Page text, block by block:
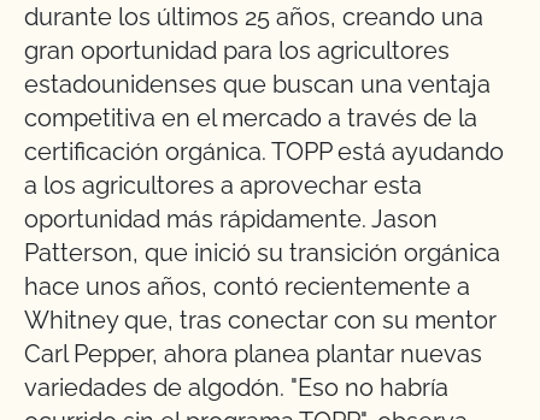
durante los últimos 25 años, creando una
gran oportunidad para los agricultores
estadounidenses que buscan una ventaja
competitiva en el mercado a través de la
certificación orgánica. TOPP está ayudando
a los agricultores a aprovechar esta
oportunidad más rápidamente. Jason
Patterson, que inició su transición orgánica
hace unos años, contó recientemente a
Whitney que, tras conectar con su mentor
Carl Pepper, ahora planea plantar nuevas
variedades de algodón. "Eso no habría